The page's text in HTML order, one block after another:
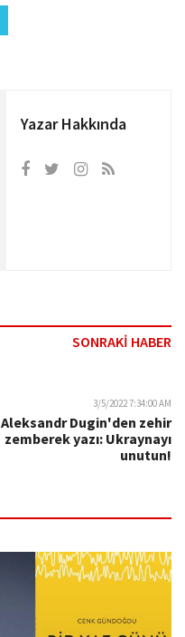
Yazar Hakkında
SONRAKİ HABER
3/5/2022 7:34:00 AM
Aleksandr Dugin'den zehir
zemberek yazı: Ukraynayı
unutun!